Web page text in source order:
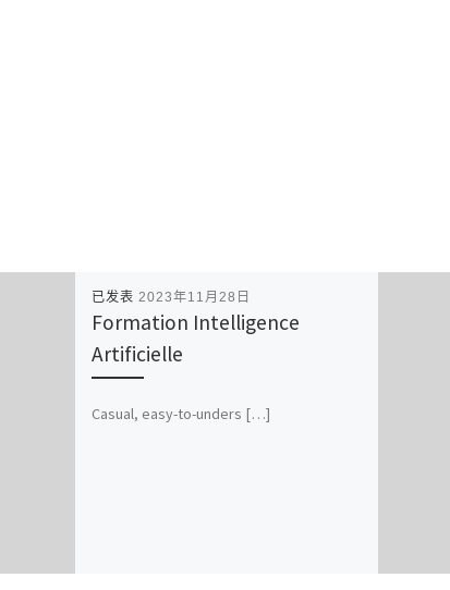
已发表 2023年11月28日
Formation Intelligence
Artificielle
Casual, easy-to-unders […]